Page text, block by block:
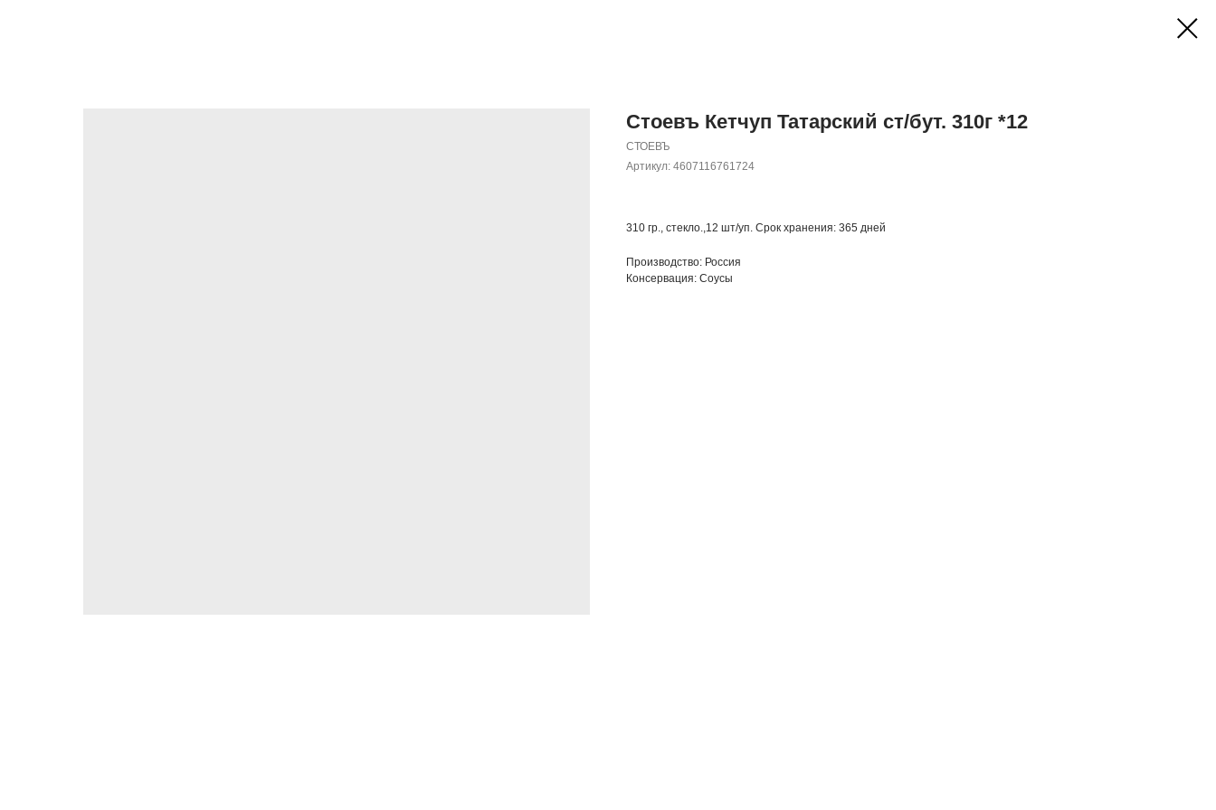
Стоевъ Кетчуп Татарский ст/бут. 310г *12
СТОЕВЪ
Артикул: 4607116761724
310 гр., стекло.,12 шт/уп. Срок хранения: 365 дней
Производство: Россия
Консервация: Соусы